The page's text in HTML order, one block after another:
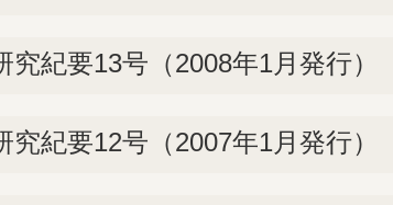
究紀要13号（2008年1月発行）
究紀要12号（2007年1月発行）